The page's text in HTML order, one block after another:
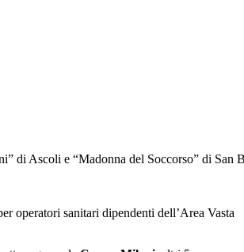
di Ascoli e “Madonna del Soccorso” di San
operatori sanitari dipendenti dell’Area Vasta